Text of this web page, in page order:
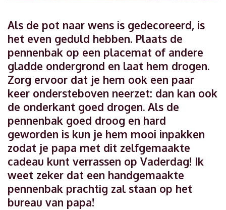
Als de pot naar wens is gedecoreerd, is
het even geduld hebben. Plaats de
pennenbak op een placemat of andere
gladde ondergrond en laat hem drogen.
Zorg ervoor dat je hem ook een paar
keer ondersteboven neerzet: dan kan ook
de onderkant goed drogen. Als de
pennenbak goed droog en hard
geworden is kun je hem mooi inpakken
zodat je papa met dit zelfgemaakte
cadeau kunt verrassen op Vaderdag! Ik
weet zeker dat een handgemaakte
pennenbak prachtig zal staan op het
bureau van papa!